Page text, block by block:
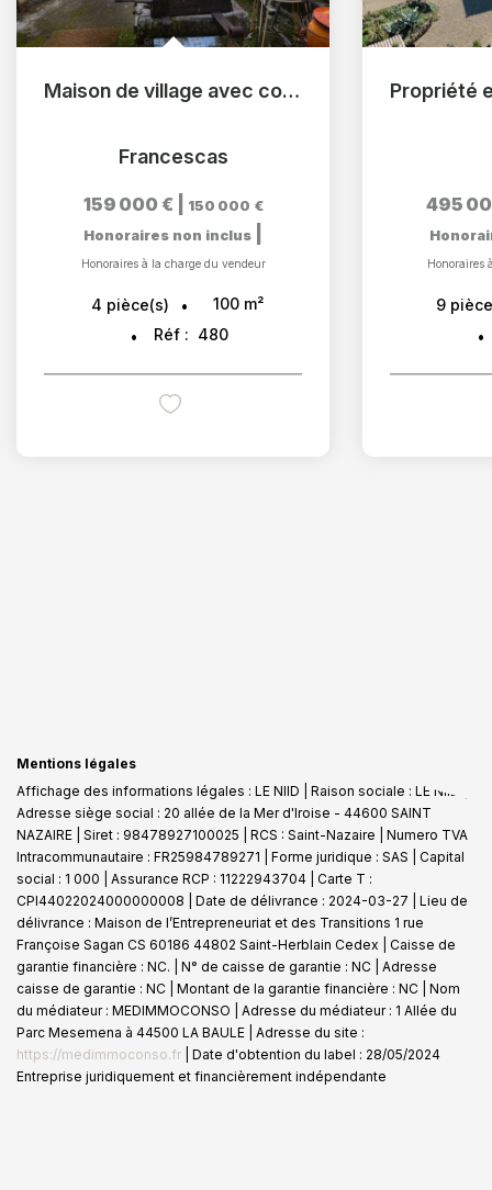
Maison de village avec cour intime et dépendance
Francescas
159 000 €
150 000 €
Honoraires non inclus
Honoraires à la charge du vendeur
4 pièce(s) 100 m²
Réf : 480
495
Honoraires
9
Mentions légales
Affichage des informations légales : LE NIID | Raison sociale : LE NIID |
Adresse siège social : 20 allée de la Mer d'Iroise - 44600 SAINT
NAZAIRE | Siret : 98478927100025 | RCS : Saint-Nazaire | Numero TVA
Intracommunautaire : FR25984789271 | Forme juridique : SAS | Capital
social : 1 000 | Assurance RCP : 11222943704 | Carte T :
CPI44022024000000008 | Date de délivrance : 2024-03-27 | Lieu de
délivrance : Maison de l’Entrepreneuriat et des Transitions 1 rue
Françoise Sagan CS 60186 44802 Saint-Herblain Cedex | Caisse de
garantie financière : NC. | N° de caisse de garantie : NC | Adresse
caisse de garantie : NC | Montant de la garantie financière : NC | Nom
du médiateur : MEDIMMOCONSO | Adresse du médiateur : 1 Allée du
Parc Mesemena à 44500 LA BAULE | Adresse du site :
https://medimmoconso.fr | Date d'obtention du label : 28/05/2024
Entreprise juridiquement et financièrement indépendante